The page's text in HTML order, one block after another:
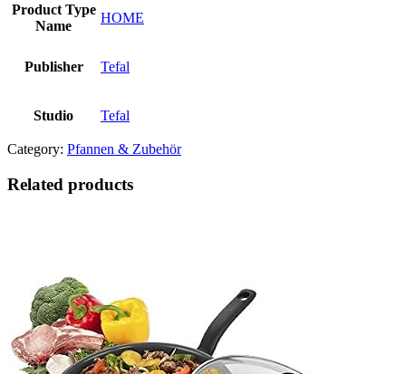
Product Type
Name
HOME
Publisher Tefal
Studio Tefal
Category: Pfannen & Zubehör
Related products